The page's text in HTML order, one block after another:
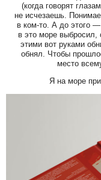
(когда говорят
не исчезаешь.
в ком-то. А до этого
в это море выбросил,
этими вот руками
обнял. Чтобы
место
Я на море